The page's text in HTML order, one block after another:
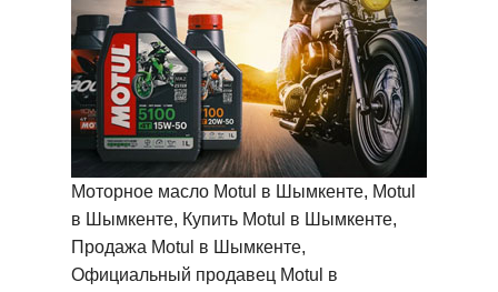
Моторное масло Motul в Шымкенте, Motul
в Шымкенте, Купить Motul в Шымкенте,
Продажа Motul в Шымкенте,
Официальный продавец Motul в